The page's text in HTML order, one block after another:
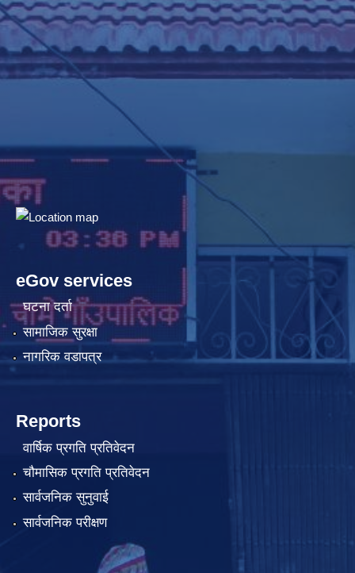
eGov services
घटना दर्ता
सामाजिक सुरक्षा
नागरिक वडापत्र
Reports
वार्षिक प्रगति प्रतिवेदन
चौमासिक प्रगति प्रतिवेदन
सार्वजनिक सुनुवाई
सार्वजनिक परीक्षण